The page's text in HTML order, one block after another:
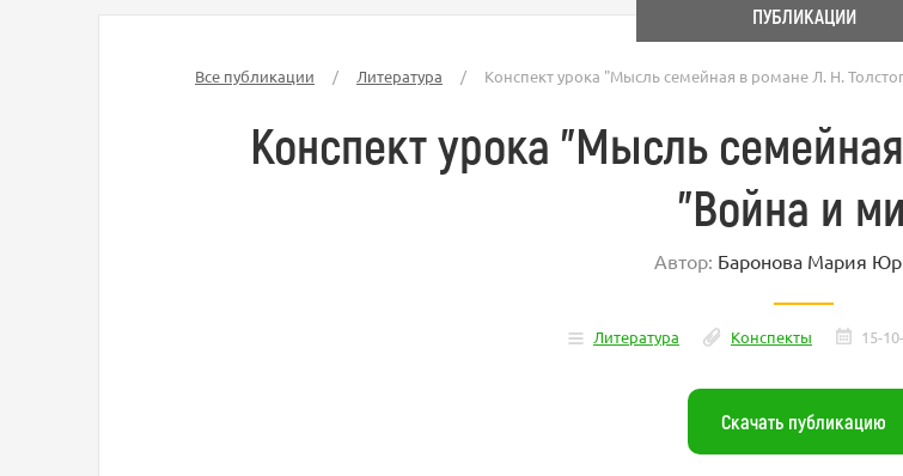
ПУБЛИКАЦИИ
Все публикации / Литература / Конспект урока "Мысль семейная в романе Л. Н.
Конспект урока "Мысль
"Война и
Автор: Баронова Мария
Литература Конспекты 15-
Скачать публикацию